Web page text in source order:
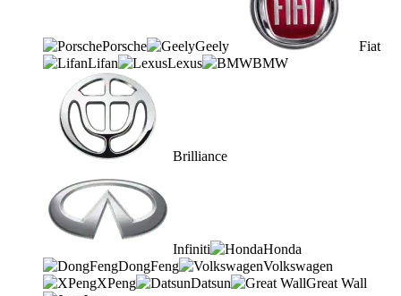
Porsche Geely
Fiat
Lifan
Lexus BMW
Brilliance
Infiniti
Honda
DongFeng
Volkswagen
XPeng
Datsun
Great Wall